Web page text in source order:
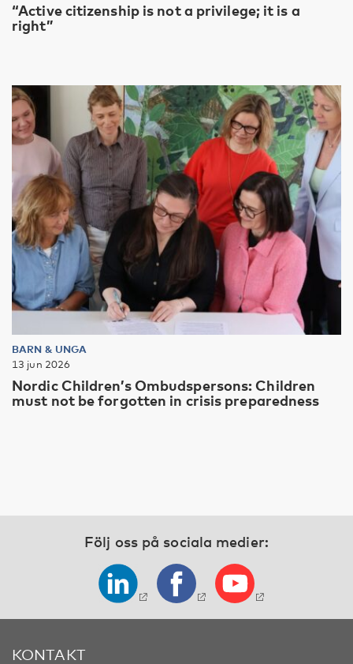
“Active citizenship is not a privilege; it is a
right”
BARN & UNGA
13 jun 2026
Nordic Children’s Ombudspersons: Children
must not be forgotten in crisis preparedness
Följ oss på sociala medier:
KONTAKT